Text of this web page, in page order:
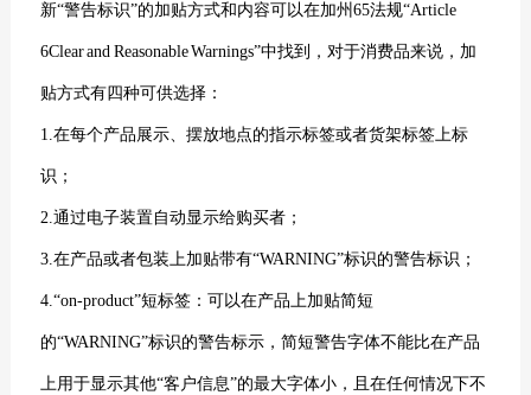
新“警告标识”的加贴方式和内容可以在加州65法规“Article
6Clear and Reasonable Warnings”中找到，对于消费品来说，加
贴方式有四种可供选择：
1.在每个产品展示、摆放地点的指示标签或者货架标签上标
识；
2.通过电子装置自动显示给购买者；
3.在产品或者包装上加贴带有“WARNING”标识的警告标识；
4.“on-product”短标签：可以在产品上加贴简短
的“WARNING”标识的警告标示，简短警告字体不能比在产品
上用于显示其他“客户信息”的最大字体小，且在任何情况下不